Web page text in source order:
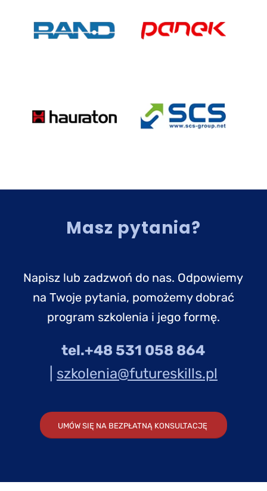
Masz pytania?
Napisz lub zadzwoń do nas. Odpowiemy
na Twoje pytania, pomożemy dobrać
program szkolenia i jego formę.
tel.+48 531 058 864
szkolenia@futureskills.pl
UMÓW SIĘ NA BEZPŁATNĄ KONSULTACJĘ